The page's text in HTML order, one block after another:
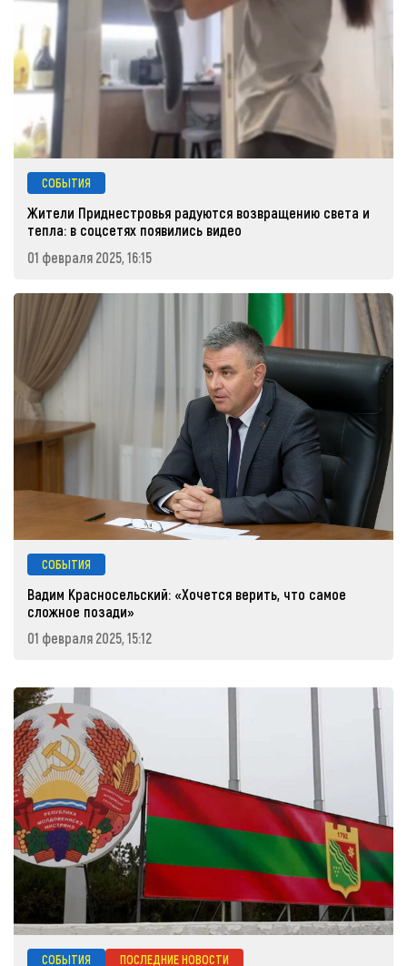
СОБЫТИЯ
Жители Приднестровья радуются возвращению света и
тепла: в соцсетях появились видео
01 февраля 2025, 16:15
СОБЫТИЯ
Вадим Красносельский: «Хочется верить, что самое
сложное позади»
01 февраля 2025, 15:12
СОБЫТИЯ ПОСЛЕДНИЕ НОВОСТИ